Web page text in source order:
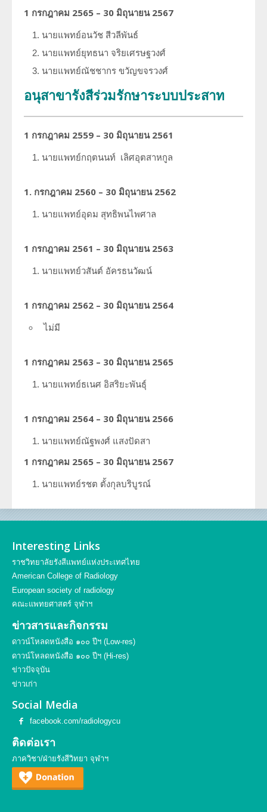
1 กรกฎาคม 2565 – 30 มิถุนายน 2567
นายแพทย์อนวัช สีวลีพันธ์
นายแพทย์ยุทธนา จริยเศรษฐวงศ์
นายแพทย์ณัชชากร ขวัญขจรวงศ์
อนุสาขารังสีร่วมรักษาระบบประสาท
1 กรกฎาคม 2559 – 30 มิถุนายน 2561
นายแพทย์กฤตนนท์ เลิศอุตสาหกูล
1. กรกฎาคม 2560 – 30 มิถุนายน 2562
นายแพทย์อุดม สุทธิพนไพศาล
1 กรกฎาคม 2561 – 30 มิถุนายน 2563
นายแพทย์วสันต์ อัครธนวัฒน์
1 กรกฎาคม 2562 – 30 มิถุนายน 2564
ไม่มี
1 กรกฎาคม 2563 – 30 มิถุนายน 2565
นายแพทย์ธเนศ อิสริยะพันธุ์
1 กรกฎาคม 2564 – 30 มิถุนายน 2566
นายแพทย์ณัฐพงศ์ แสงปัดสา
1 กรกฎาคม 2565 – 30 มิถุนายน 2567
นายแพทย์รชต ตั้งกุลบริบูรณ์
Interesting Links
ราชวิทยาลัยรังสีแพทย์แห่งประเทศไทย
American College of Radiology
European society of radiology
คณะแพทยศาสตร์ จุฬาฯ
ข่าวสารและกิจกรรม
ดาวน์โหลดหนังสือ ๑๐๐ ปีฯ (Low-res)
ดาวน์โหลดหนังสือ ๑๐๐ ปีฯ (Hi-res)
ข่าวปัจจุบัน
ข่าวเก่า
Social Media
facebook.com/radiologycu
ติดต่อเรา
ภาควิชา/ฝ่ายรังสีวิทยา จุฬาฯ